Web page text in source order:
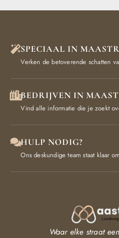
SPECIAAL IN
Verken de betoverende schatten
BEDRIJVEN IN
Vind alle informatie die je zoekt
HULP NODIG?
Ons deskundige team staat klaar
Waar elke straat